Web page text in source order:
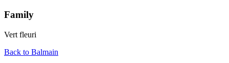
Family
Vert fleuri
Back to Balmain